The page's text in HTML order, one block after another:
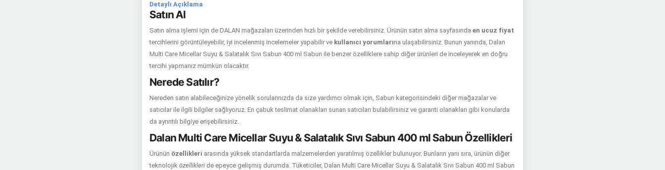
Detaylı Açıklama
Satın Al
Satın alma işlemi için de DALAN mağazaları üzerinden hızlı bir şekilde verebilirsiniz. Ürünün satın alma sayfasında en ucuz fiyat
tercihlerini görüntüleyebilir, iyi incelenmiş incelemeler yapabilir ve kullanıcı yorumlarına ulaşabilirsiniz. Bunun yanında, Dalan
Multi Care Micellar Suyu & Salatalık Sıvı Sabun 400 ml Sabun ile benzer özelliklere sahip diğer ürünleri de inceleyerek en doğru
tercihi yapmanız mümkün olacaktır.
Nerede Satılır?
Nereden satın alabileceğinize yönelik sorularınızda da size yardımcı olmak için, Sabun kategorisindeki diğer mağazalar ve
satıcılar ile ilgili bilgiler sağlıyoruz. En çabuk teslimat olanakları sunan satıcıları bulabilirsiniz ve garanti olanakları gibi konularda
da ayrıntılı bilgiye erişebilirsiniz.
Dalan Multi Care Micellar Suyu & Salatalık Sıvı Sabun 400 ml Sabun Özellikleri
Ürünün özellikleri arasında yüksek standartlarda malzemelerden yaratılmış özellikler bulunuyor. Bunların yanı sıra, ürünün diğer
teknolojik özellikleri de epeyce gelişmiş durumda. Tüketiciler, Dalan Multi Care Micellar Suyu & Salatalık Sıvı Sabun 400 ml Sabun